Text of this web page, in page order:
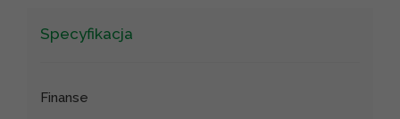
Specyfikacja
Finanse